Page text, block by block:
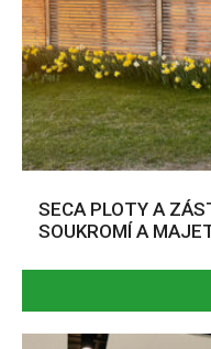
SECA PLOTY A
SOUKROMÍ A